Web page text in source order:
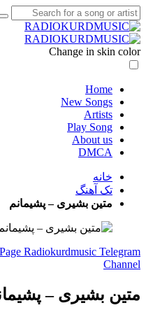
Change in skin
Home
New Songs
Artists
Play Song
About us
DMCA
خانه
تک آهنگ
متین بشیری – پشیمانم
PageRadiokurdmusic
بشیری – پشیمانم